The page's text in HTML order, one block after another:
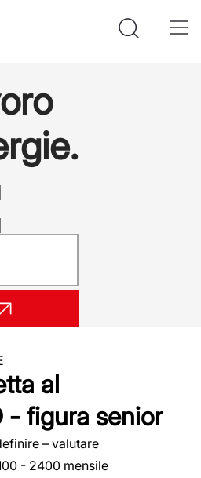
al
- figura senior
– valutare
- 2400 mensile